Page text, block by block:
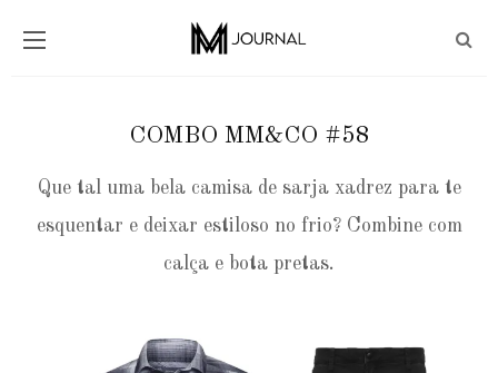
COMBO MM&CO #58
Que tal uma bela camisa de sarja xadrez para te
esquentar e deixar estiloso no frio? Combine com
calça e bota pretas.